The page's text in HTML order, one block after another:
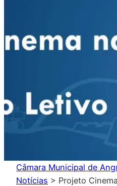
Câmara Municipal de
Notícias > Projeto